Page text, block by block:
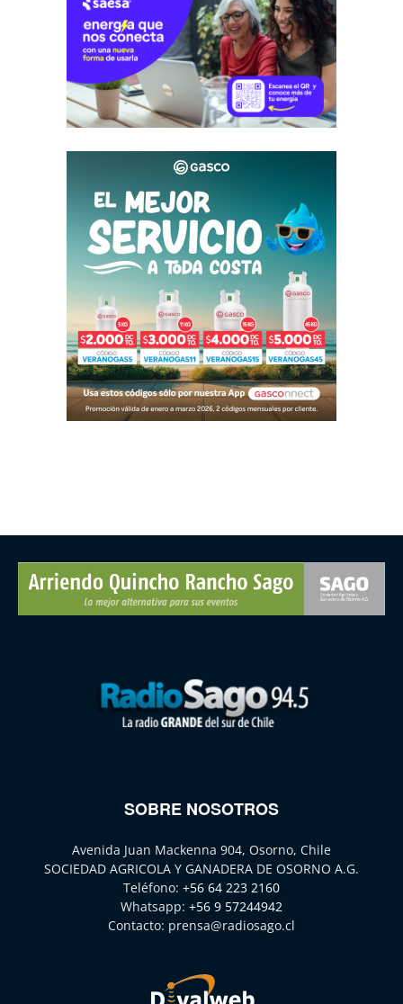
SOBRE NOSOTROS
Avenida Juan Mackenna 904, Osorno, Chile
SOCIEDAD AGRICOLA Y GANADERA DE OSORNO A.G.
Teléfono: +56 64 223 2160
Whatsapp: +56 9 57244942
Contacto: prensa@radiosago.cl